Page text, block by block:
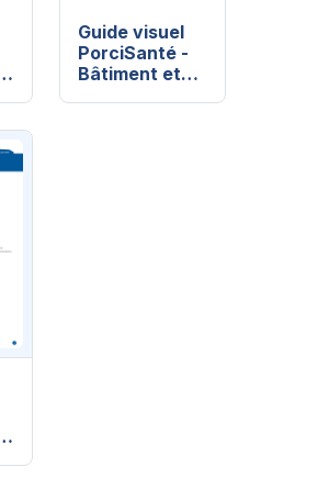
Guide visuel
PorciSanté -
Bâtiment et